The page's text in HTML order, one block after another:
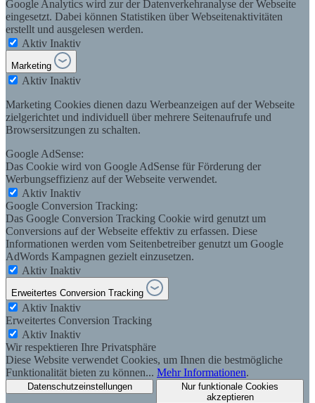
Google Analytics wird zur der Datenverkehranalyse der Webseite
eingesetzt. Dabei können Statistiken über Webseitenaktivitäten
erstellt und ausgelesen werden.
Aktiv Inaktiv
Marketing
Aktiv Inaktiv
Marketing Cookies dienen dazu Werbeanzeigen auf der Webseite
zielgerichtet und individuell über mehrere Seitenaufrufe und
Browsersitzungen zu schalten.
Google AdSense:
Das Cookie wird von Google AdSense für Förderung der
Werbungseffizienz auf der Webseite verwendet.
Aktiv Inaktiv
Google Conversion Tracking:
Das Google Conversion Tracking Cookie wird genutzt um
Conversions auf der Webseite effektiv zu erfassen. Diese
Informationen werden vom Seitenbetreiber genutzt um Google
AdWords Kampagnen gezielt einzusetzen.
Aktiv Inaktiv
Erweitertes Conversion Tracking
Aktiv Inaktiv
Erweitertes Conversion Tracking
Aktiv Inaktiv
Wir respektieren Ihre Privatsphäre
Diese Website verwendet Cookies, um Ihnen die bestmögliche
Funktionalität bieten zu können... Mehr Informationen.
Datenschutzeinstellungen
Nur funktionale Cookies
akzeptieren